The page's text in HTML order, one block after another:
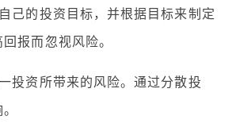
己的投资目标，并根据目标来制定
报而忽视风险。
投资所带来的风险。通过分散投